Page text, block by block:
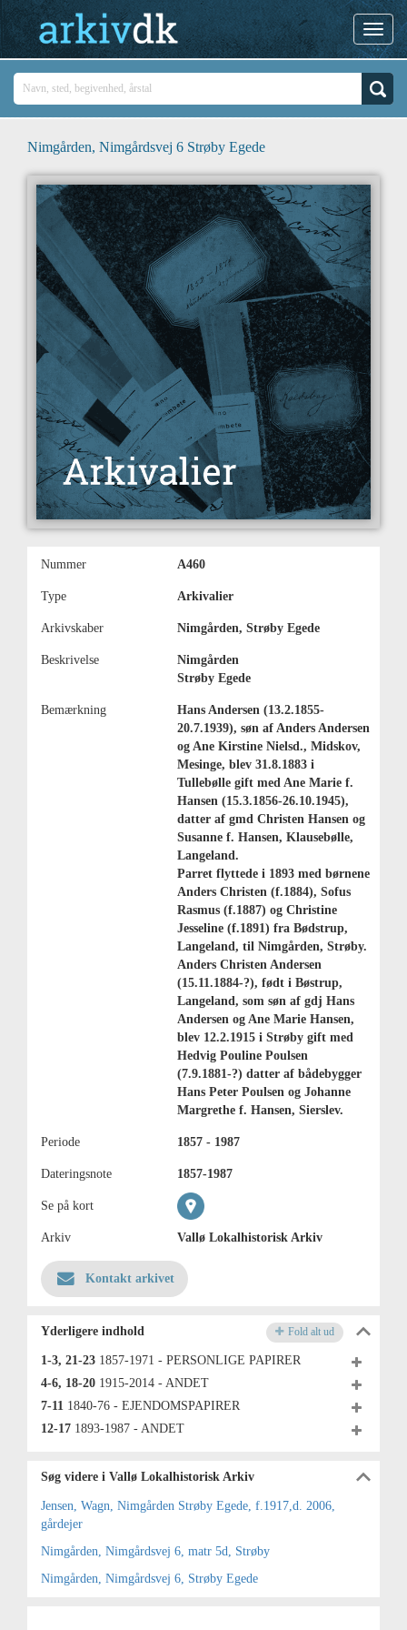
Nimgården, Nimgårdsvej 6 Strøby Egede
Nummer A460
Type Arkivalier
Arkivskaber Nimgården, Strøby Egede
Beskrivelse
Nimgården
Strøby Egede
Bemærkning
Hans Andersen (13.2.1855-
20.7.1939), søn af Anders Andersen
og Ane Kirstine Nielsd., Midskov,
Mesinge, blev 31.8.1883 i
Tullebølle gift med Ane Marie f.
Hansen (15.3.1856-26.10.1945),
datter af gmd Christen Hansen og
Susanne f. Hansen, Klausebølle,
Langeland.
Parret flyttede i 1893 med børnene
Anders Christen (f.1884), Sofus
Rasmus (f.1887) og Christine
Jesseline (f.1891) fra Bødstrup,
Langeland, til Nimgården, Strøby.
Anders Christen Andersen
(15.11.1884-?), født i Bøstrup,
Langeland, som søn af gdj Hans
Andersen og Ane Marie Hansen,
blev 12.2.1915 i Strøby gift med
Hedvig Pouline Poulsen
(7.9.1881-?) datter af bådebygger
Hans Peter Poulsen og Johanne
Margrethe f. Hansen, Sierslev.
Periode 1857 - 1987
Dateringsnote 1857-1987
Se på kort
Arkiv Vallø Lokalhistorisk Arkiv
Kontakt arkivet
Yderligere indhold Fold alt ud
1-3, 21-23 1857-1971 - PERSONLIGE PAPIRER
4-6, 18-20 1915-2014 - ANDET
7-11 1840-76 - EJENDOMSPAPIRER
12-17 1893-1987 - ANDET
Søg videre i Vallø Lokalhistorisk Arkiv
Jensen, Wagn, Nimgården Strøby Egede, f.1917,d. 2006,
gårdejer
Nimgården, Nimgårdsvej 6, matr 5d, Strøby
Nimgården, Nimgårdsvej 6, Strøby Egede